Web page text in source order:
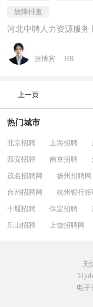
故障排查
河北中聘人力资源服务
张博宾 HR
上一页
热门城市
北京招聘 上海招聘
西安招聘
南京招聘
茂名招聘网
扬州招聘网
台州招聘网
杭州银行
十堰招聘
保定招聘
乐山招聘
上饶招聘网
无
电子